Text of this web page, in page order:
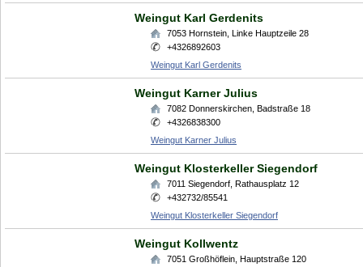
Weingut Karl Gerdenits
7053 Hornstein Linke Hauptzeile 28
+4326892603
Weingut Karl Gerdenits
Weingut Karner Julius
7082 Donnerskirchen Badstraße 18
+4326838300
Weingut Karner Julius
Weingut Klosterkeller Siegendorf
7011 Siegendorf Rathausplatz 12
+432732/85541
Weingut Klosterkeller Siegendorf
Weingut Kollwentz
7051 Großhöflein Hauptstraße 120